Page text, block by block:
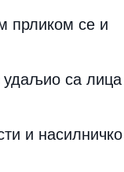
прликом се и
удаљио са лица
и насилничко